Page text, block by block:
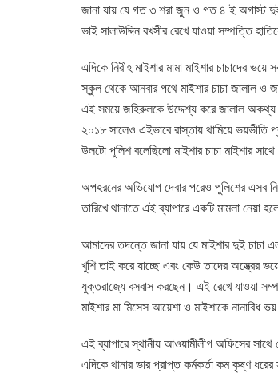
জানা যায় যে গত ৩ শরা জুন ও গত ৪ ই অগাস্ট দুই
ভাই সালাউদ্দিন বখসীর রেখে যাওয়া সম্পত্তি
এদিকে নিরীহ মাইশার মামা মাইশার চাচাদের
স্কুল থেকে আনবার পথে মাইশার চাচা জালাল ও
এই সময়ে জহিরুলকে উদ্দেশ্য করে জালাল অকথ্য
২০১৮ সালেও এইভাবে রাস্তায় থামিয়ে ভয়ভীতি
উলটো পুলিশ বলেছিলো মাইশার চাচা মাইশার
অপহরনের অভিযোগ দেবার পরেও পুলিশের এসব
তারিখে থানাতে এই ব্যাপারে একটি মামলা নেয়া
আমাদের তদন্তে জানা যায় যে মাইশার দুই চাচা
খুশি তাই করে যাচ্ছে এবং কেউ তাদের অস্ত্রের
যুক্তরাজ্যে বসবাস করছেন। এই রেখে যাওয়া
মাইশার মা মিসেস আয়েশা ও মাইশাকে নানাবিধ
এই ব্যাপারে স্থানীয় আওয়ামীলীগ অফিসের
এদিকে থানার ভার প্রাপ্ত কর্মকর্তা কম কৃষ্ণ